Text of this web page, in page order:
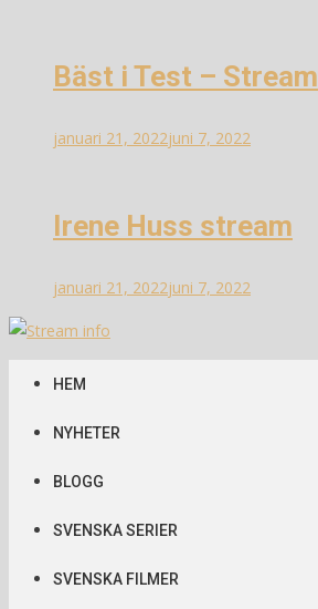
Bäst i Test – Stream
januari 21, 2022juni 7, 2022
Irene Huss stream
januari 21, 2022juni 7, 2022
Stream info
Information om streams
HEM
NYHETER
BLOGG
SVENSKA SERIER
SVENSKA FILMER